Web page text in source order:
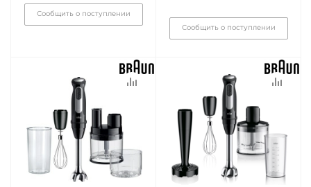
Сообщить о поступлении
Сообщить о поступлении